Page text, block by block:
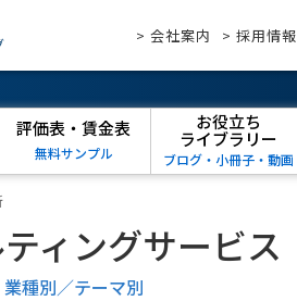
> 会社案内 > 採用情報
評価表・賃金表
無料サンプル
お役立ち
ライブラリー
ブログ・小冊子・動画
ィングサービス
業種別／テーマ別